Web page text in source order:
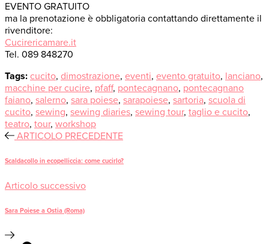
EVENTO GRATUITO
ma la prenotazione è obbligatoria contattando direttamente il
rivenditore:
Cucirericamare.it
Tel. 089 848270
Tags: cucito, dimostrazione, eventi, evento gratuito, lanciano,
macchine per cucire, pfaff, pontecagnano, pontecagnano
faiano, salerno, sara poiese, sarapoiese, sartoria, scuola di
cucito, sewing, sewing diaries, sewing tour, taglio e cucito,
teatro, tour, workshop
ARTICOLO PRECEDENTE
Scaldacollo in ecopelliccia: come cucirlo?
Articolo successivo
Sara Poiese a Ostia (Roma)